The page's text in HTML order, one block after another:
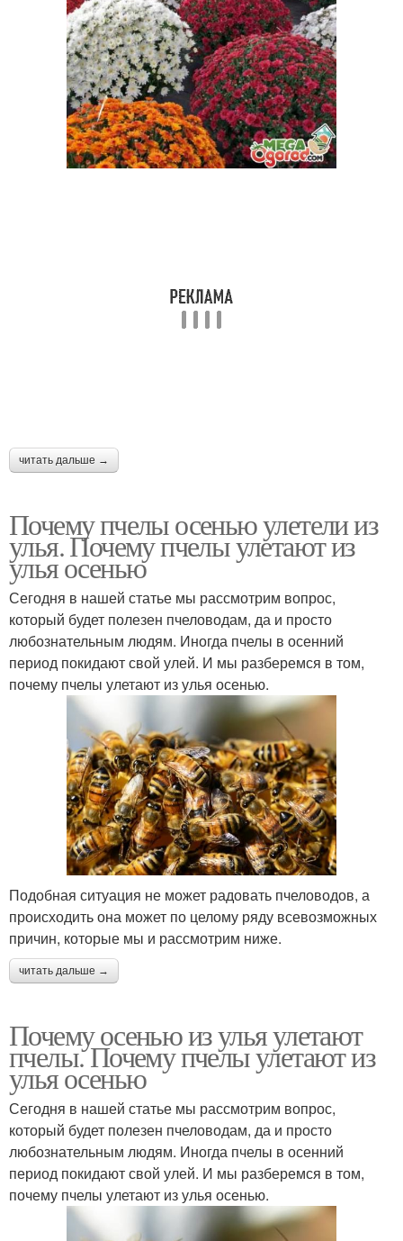
читать дальше →
Почему пчелы осенью улетели из
улья. Почему пчелы улетают из
улья осенью
Сегодня в нашей статье мы рассмотрим вопрос,
который будет полезен пчеловодам, да и просто
любознательным людям. Иногда пчелы в осенний
период покидают свой улей. И мы разберемся в том,
почему пчелы улетают из улья осенью.
Подобная ситуация не может радовать пчеловодов, а
происходить она может по целому ряду всевозможных
причин, которые мы и рассмотрим ниже.
читать дальше →
Почему осенью из улья улетают
пчелы. Почему пчелы улетают из
улья осенью
Сегодня в нашей статье мы рассмотрим вопрос,
который будет полезен пчеловодам, да и просто
любознательным людям. Иногда пчелы в осенний
период покидают свой улей. И мы разберемся в том,
почему пчелы улетают из улья осенью.